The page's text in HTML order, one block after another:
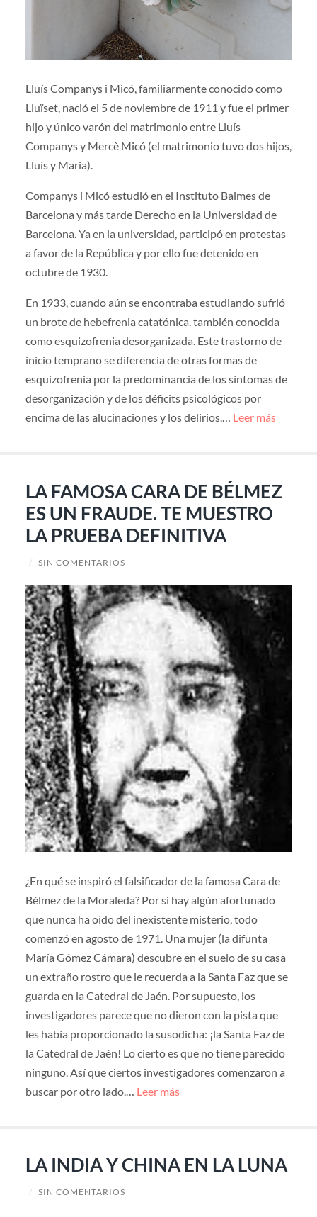
Lluís Companys i Micó, familiarmente conocido como
Lluïset, nació el 5 de noviembre de 1911 y fue el primer
hijo y único varón del matrimonio entre Lluís
Companys y Mercè Micó (el matrimonio tuvo dos hijos,
Lluís y Maria).
Companys i Micó estudió en el Instituto Balmes de
Barcelona y más tarde Derecho en la Universidad de
Barcelona. Ya en la universidad, participó en protestas
a favor de la República y por ello fue detenido en
octubre de 1930.
En 1933, cuando aún se encontraba estudiando sufrió
un brote de hebefrenia catatónica. también conocida
como esquizofrenia desorganizada. Este trastorno de
inicio temprano se diferencia de otras formas de
esquizofrenia por la predominancia de los síntomas de
desorganización y de los déficits psicológicos por
encima de las alucinaciones y los delirios.… Leer más
LA FAMOSA CARA DE BÉLMEZ
ES UN FRAUDE. TE MUESTRO
LA PRUEBA DEFINITIVA
/ SIN COMENTARIOS
¿En qué se inspiró el falsificador de la famosa Cara de
Bélmez de la Moraleda? Por si hay algún afortunado
que nunca ha oído del inexistente misterio, todo
comenzó en agosto de 1971. Una mujer (la difunta
María Gómez Cámara) descubre en el suelo de su casa
un extraño rostro que le recuerda a la Santa Faz que se
guarda en la Catedral de Jaén. Por supuesto, los
investigadores parece que no dieron con la pista que
les había proporcionado la susodicha: ¡la Santa Faz de
la Catedral de Jaén! Lo cierto es que no tiene parecido
ninguno. Así que ciertos investigadores comenzaron a
buscar por otro lado.… Leer más
LA INDIA Y CHINA EN LA LUNA
/ SIN COMENTARIOS